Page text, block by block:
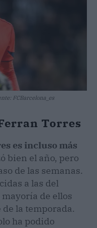
FCBarcelona_es
Torres
es incluso más
bien el año, pero
de las semanas.
a las del
mayoría de ellos
la temporada.
ha podido